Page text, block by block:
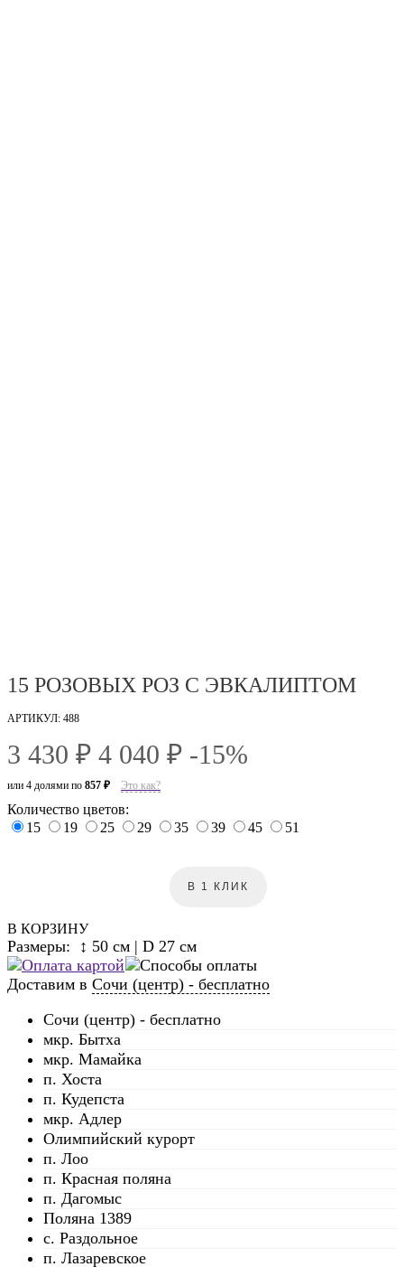
15 РОЗОВЫХ РОЗ С ЭВКАЛИПТОМ
АРТИКУЛ: 488
3 430 ₽ 4 040 ₽ -15%
или 4 долями по 857 ₽ Это как?
Количество цветов:
15
19 25 29 35 39 45 51
В КОРЗИНУ
В 1 КЛИК
Размеры: ↕ 50 см | D 27 см
Доставим в Сочи (центр) - бесплатно
Сочи (центр) - бесплатно
мкр. Бытха
мкр. Мамайка
п. Хоста
п. Кудепста
мкр. Адлер
Олимпийский курорт
п. Лоо
п. Красная поляна
п. Дагомыс
Поляна 1389
с. Раздольное
п. Лазаревское